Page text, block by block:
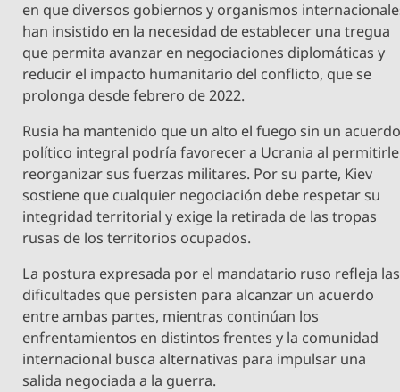
en que diversos gobiernos y organismos
han insistido en la necesidad de establecer una tregua
que permita avanzar en negociaciones diplomáticas y
reducir el impacto humanitario del conflicto, que se
prolonga desde febrero de 2022.
Rusia ha mantenido que un alto el fuego sin un
político integral podría favorecer a Ucrania al permitirle
reorganizar sus fuerzas militares. Por su parte, Kiev
sostiene que cualquier negociación debe respetar su
integridad territorial y exige la retirada de las tropas
rusas de los territorios ocupados.
La postura expresada por el mandatario ruso refleja las
dificultades que persisten para alcanzar un acuerdo
entre ambas partes, mientras continúan los
enfrentamientos en distintos frentes y la comunidad
internacional busca alternativas para impulsar una
salida negociada a la guerra.